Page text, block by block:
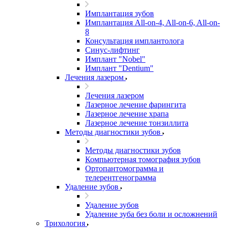
Имплантация зубов
Имплантация All-on-4, All-on-6, All-on-
8
Консультация имплантолога
Синус-лифтинг
Имплант "Nobel"
Имплант "Dentium"
Лечения лазером
Лечения лазером
Лазерное лечение фарингита
Лазерное лечение храпа
Лазерное лечение тонзиллита
Методы диагностики зубов
Методы диагностики зубов
Компьютерная томография зубов
Ортопантомограмма и
телерентгенограмма
Удаление зубов
Удаление зубов
Удаление зуба без боли и осложнений
Трихология